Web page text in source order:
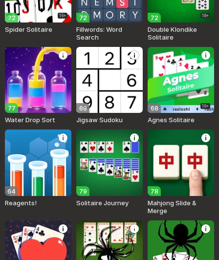
72 16+
Spider Solitaire
72
Fillwords: Word
Search
72 18+
Double Klondike
Solitaire
77
Water Drop Sort
69
Jigsaw Sudoku
68 16+
Agnes Solitaire
64
Reagents!
79
Solitaire Journey
78
Mahjong Slide &
Merge